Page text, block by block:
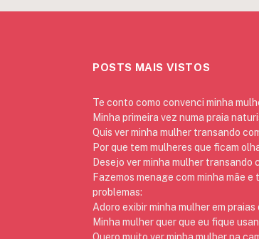
POSTS MAIS VISTOS
Te conto como convenci minha
Minha primeira vez numa praia
Quis ver minha mulher transando
Por que tem mulheres que ficam
Desejo ver minha mulher transando
Fazemos menage com minha mãe
problemas:
Adoro exibir minha mulher em
Minha mulher quer que eu fique
Quero muito ver minha mulher na